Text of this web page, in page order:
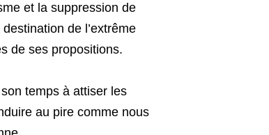
et la suppression de
de l’extrême
de ses propositions.
temps à attiser les
au pire comme nous